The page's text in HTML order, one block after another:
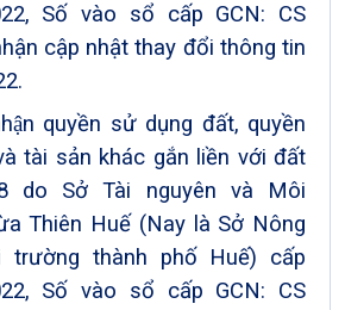
Số vào sổ cấp GCN: CS
cập nhật thay đổi thông tin
quyền sử dụng đất, quyền
tài sản khác gắn liền với đất
do Sở Tài nguyên và Môi
Thiên Huế (Nay là Sở Nông
trường thành phố Huế) cấp
Số vào sổ cấp GCN: CS